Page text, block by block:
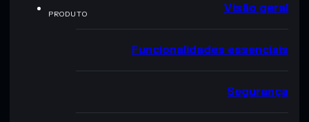
PRODUTO Visão geral
Funcionalidades essenciais
Segurança